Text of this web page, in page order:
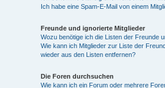
Ich habe eine Spam-E-Mail von einem
Freunde und ignorierte Mitglieder
Wozu benötige ich die Listen der Freunde
Wie kann ich Mitglieder zur Liste der
wieder aus den Listen entfernen?
Die Foren durchsuchen
Wie kann ich ein Forum oder mehrere